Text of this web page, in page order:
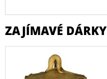
ZAJÍMAVÉ DÁRKY